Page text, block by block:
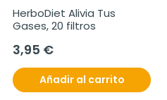
HerboDiet Alivia Tus
Gases, 20 filtros
3,95 €
Añadir al carrito